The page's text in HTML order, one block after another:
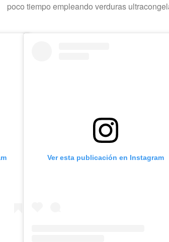
poco tiempo empleando verduras
Ver esta publicación en Instagram